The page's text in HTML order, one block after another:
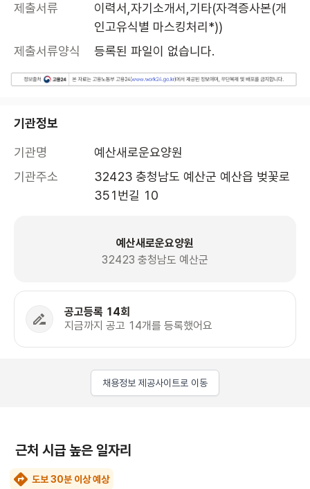
제출서류
이력서,자기소개서,기타(자격증사본(개
인고유식별 마스킹처리*))
제출서류양식
등록된 파일이 없습니다.
기관정보
기관명
예산새로운요양원
기관주소
32423 충청남도 예산군 예산읍 벚꽃로
351번길 10
예산새로운요양원
32423 충청남도 예산군
공고등록 14회
지금까지 공고 14개를 등록했어요
채용정보 제공사이트로 이동
근처 시급 높은 일자리
도보 30분 이상 예상